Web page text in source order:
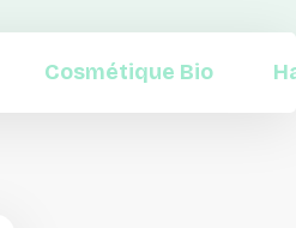
Cosmétique Bio